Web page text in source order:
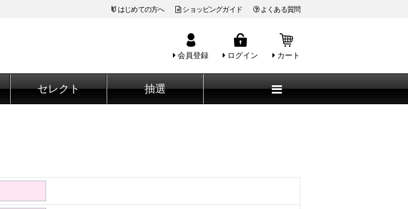
はじめての方へ ショッピングガイド よくある質問
会員登録 ログイン カート
セレクト 抽選